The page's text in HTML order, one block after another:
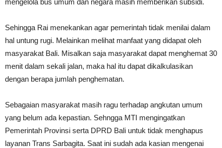
Sehingga Rai menekankan agar pemerintah tidak menilai dalam
hal untung rugi. Melainkan melihat manfaat yang didapat oleh
masyarakat Bali. Misalkan saja masyarakat dapat menghemat 30
menit dalam sekali jalan, maka hal itu dapat dikalkulasikan
dengan berapa jumlah penghematan.
Sebagaian masyarakat masih ragu terhadap angkutan umum
yang belum ada kepastian. Sehngga MTI mengingatkan
Pemerintah Provinsi serta DPRD Bali untuk tidak menghapus
layanan Trans Sarbagita. Saat ini sudah ada kasian mengenai